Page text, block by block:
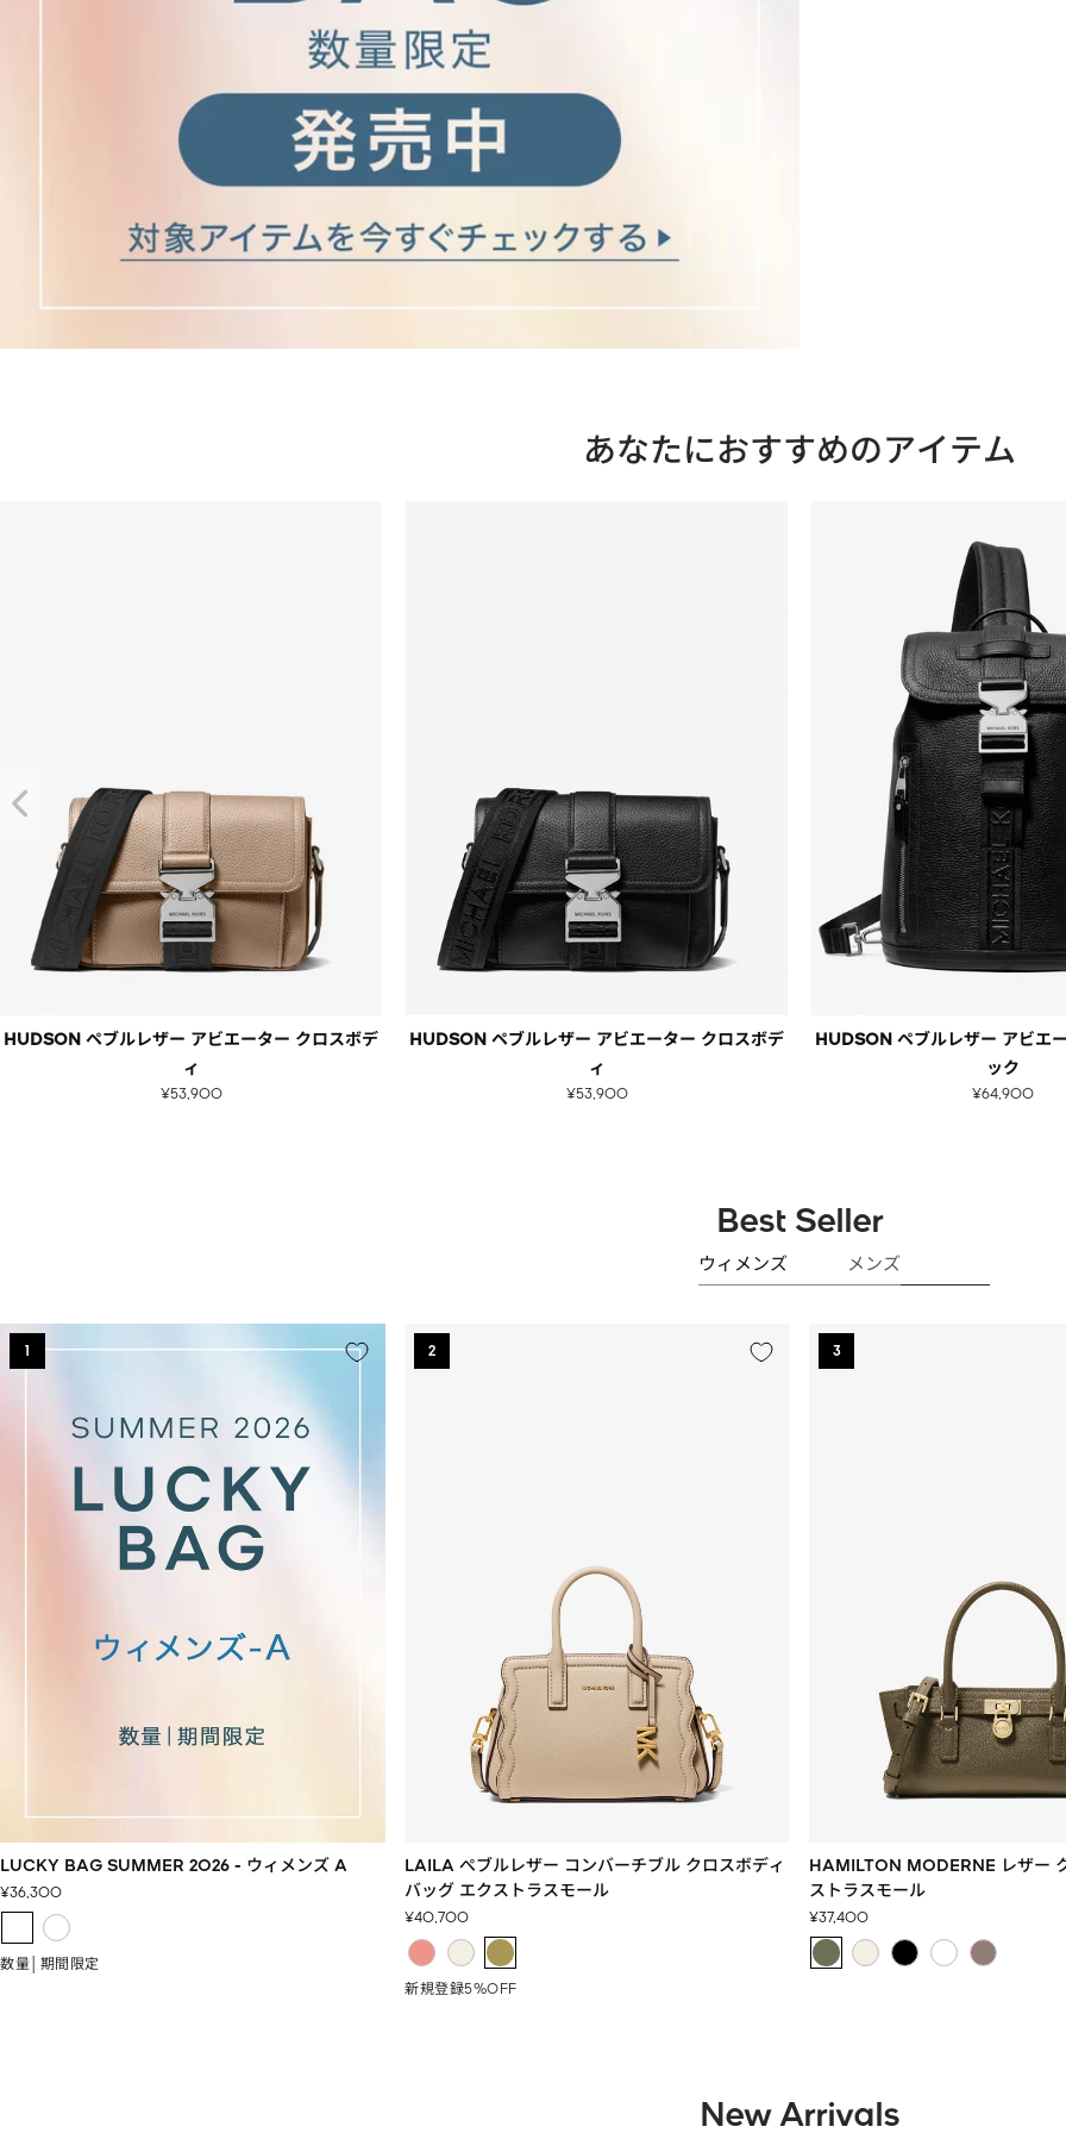
あなたにおすすめのアイテム
HUDSON ペブルレザー アビエーター クロスボデ
ィ
¥53,900
HUDSON ペブルレザー アビエーター クロスボデ
ィ
¥53,900
HUDSON ペブルレザー アビエ
ック
¥64,900
Best Seller
ウィメンズ メンズ
LUCKY BAG SUMMER 2026 - ウィメンズ A
セ
ー
格
¥36,300
数量│期間限定
LAILA ぺブルレザー コンバーチブル クロスボディ
バッグ エクストラスモール
セ
ー
ル
格
¥40,700
新規登録5%OFF
HAMILTON MODERNE レザー
ストラスモール
セ
ー
ル
¥37,400
New Arrivals
※在庫は変動いたします。実際の在庫状況と表示内容が異なる場合がございますので、在庫
※特にセール商品に関しては、在庫ありの記載があっても店頭での取り扱いが終了している
中国 四国 九州-沖縄